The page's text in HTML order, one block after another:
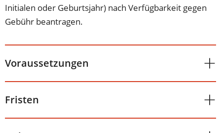
Initialen oder Geburtsjahr) nach Verfügbarkeit gegen
Gebühr beantragen.
Voraussetzungen
Fristen